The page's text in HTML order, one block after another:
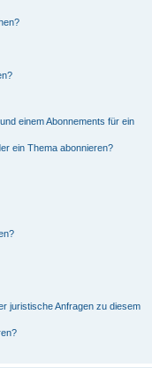
einem Abonnements für ein
ein Thema abonnieren?
juristische Anfragen zu diesem